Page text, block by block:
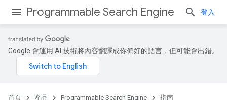
Programmable Search Engine 登入
Google 會運用 AI 技術將內容翻譯成你偏好的語言，但可能會出錯。
首頁 產品 Programmable Search Engine 指南